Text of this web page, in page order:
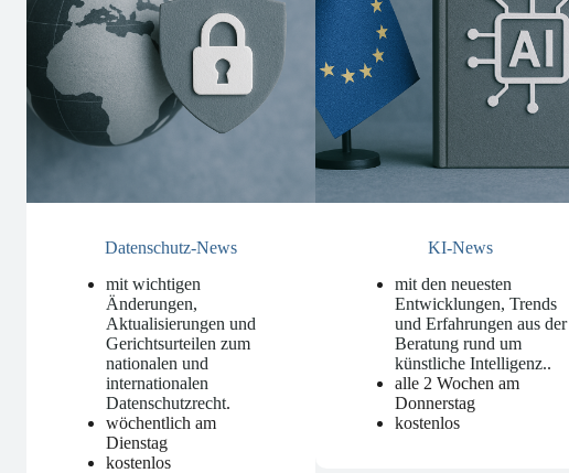
Datenschutz-News
mit wichtigen
Änderungen,
Aktualisierungen und
Gerichtsurteilen zum
nationalen und
internationalen
Datenschutzrecht.
wöchentlich am
Dienstag
kostenlos
KI-News
mit den neuesten
Entwicklungen, Trends
und Erfahrungen aus der
Beratung rund um
künstliche Intelligenz..
alle 2 Wochen am
Donnerstag
kostenlos